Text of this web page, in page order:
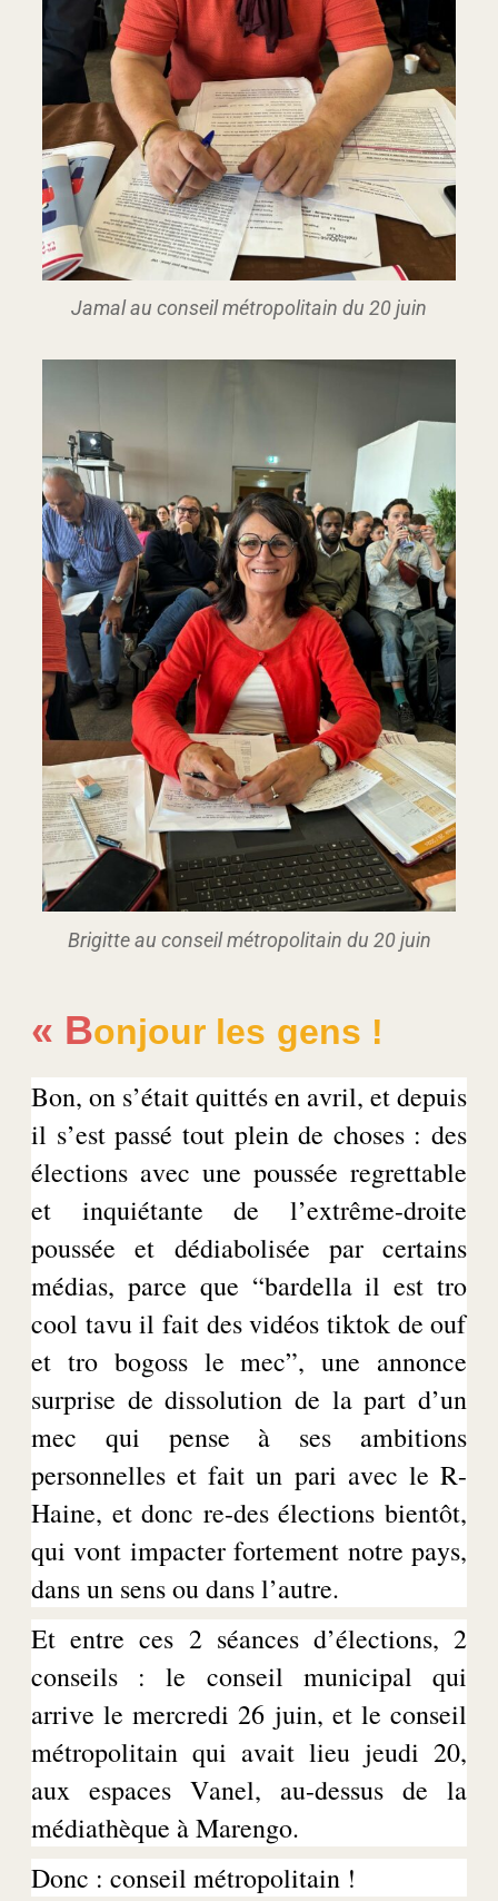
Jamal au conseil métropolitain du 20 juin
Brigitte au conseil métropolitain du 20 juin
« Bonjour les gens !
Bon, on s’était quittés en avril, et depuis
il s’est passé tout plein de choses : des
élections avec une poussée regrettable
et inquiétante de l’extrême-droite
poussée et dédiabolisée par certains
médias, parce que “bardellail est tro
cool tavuil fait des vidéostiktok de ouf
et tro bogossle mec”, une annonce
surprise de dissolution de la part d’un
mec qui pense à ses ambitions
personnelles et fait un pari avec le R-
Haine, et donc re-des élections bientôt,
qui vont impacter fortement notre pays,
dans un sens ou dans l’autre.
Et entre ces 2 séances d’élections, 2
conseils : le conseil municipal qui
arrive le mercredi 26 juin, et le conseil
métropolitain qui avait lieu jeudi 20,
aux espaces Vanel, au-dessus de la
médiathèque à Marengo.
Donc : conseil métropolitain !